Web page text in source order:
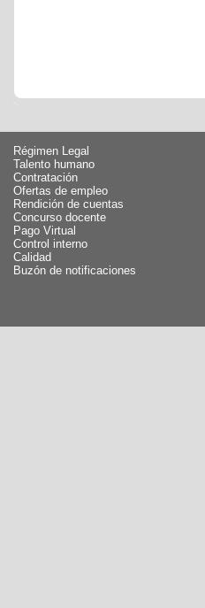
Régimen Legal
Talento humano
Contratación
Ofertas de empleo
Rendición de cuentas
Concurso docente
Pago Virtual
Control interno
Calidad
Buzón de notificaciones